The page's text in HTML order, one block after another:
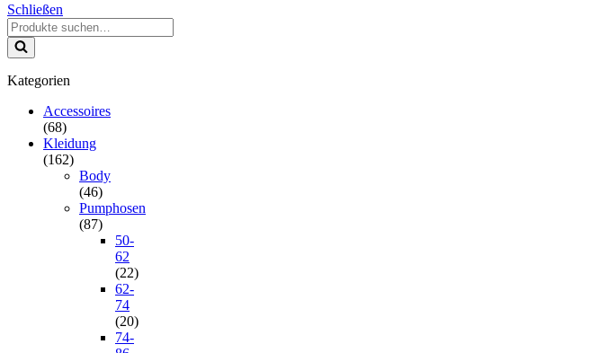
Schließen
Kategorien
Accessoires
(68)
Kleidung
(162)
Body
(46)
Pumphosen
(87)
50-
62
(22)
62-
74
(20)
74-